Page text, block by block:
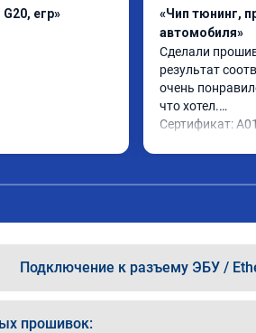
егр»
«Чип тюнинг,
автомобиля»
Сделали
результат
очень
что хотел.
Сертификат:
Подключение к разъему ЭБУ /
прошивок: